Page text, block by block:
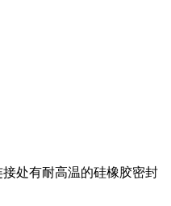
处有耐高温的硅橡胶密封